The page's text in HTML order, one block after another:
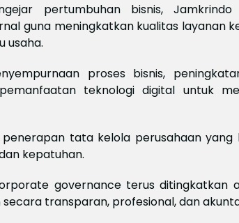
pertumbuhan bisnis,
guna meningkatkan kualitas layanan
usaha.
proses bisnis,
teknologi digital untuk
tata kelola perusahaan yang
kepatuhan.
governance terus ditingkatkan
transparan, profesional, dan